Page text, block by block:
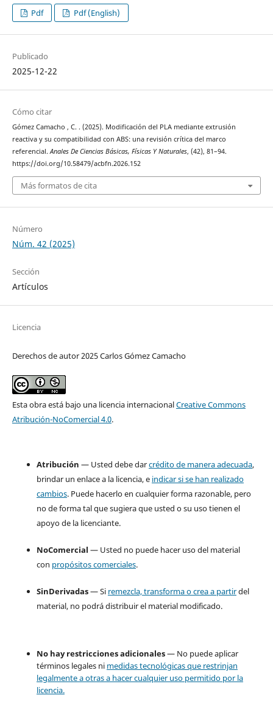
Pdf Pdf (English)
Publicado
2025-12-22
Cómo citar
Gómez Camacho , C. . (2025). Modificación del PLA mediante extrusión
reactiva y su compatibilidad con ABS: una revisión crítica del marco
referencial.Anales De Ciencias Básicas, Físicas Y Naturales, (42), 81–94.
https://doi.org/10.58479/acbfn.2026.152
Más formatos de cita
Número
Núm. 42 (2025)
Sección
Artículos
Licencia
Derechos de autor 2025 Carlos Gómez Camacho
Esta obra está bajo una licencia internacionalCreative Commons
Atribución-NoComercial 4.0.
Atribución — Usted debe darcrédito de manera adecuada,
brindar un enlace a la licencia, e indicar si se han realizado
cambios. Puede hacerlo en cualquier forma razonable, pero
no de forma tal que sugiera que usted o su uso tienen el
apoyo de la licenciante.
NoComercial — Usted no puede hacer uso del material
con propósitos comerciales.
SinDerivadas— Si remezcla, transforma o crea a partirdel
material, no podrá distribuir el material modificado.
No hay restricciones adicionales— No puede aplicar
términos legales ni medidas tecnológicas que restrinjan
legalmente a otras a hacer cualquier uso permitido por la
licencia.